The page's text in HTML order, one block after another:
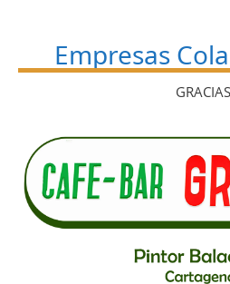
Empresas
GRACIAS